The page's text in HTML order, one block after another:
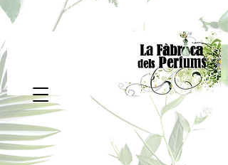
lafabricadelsperfums@gmail.com